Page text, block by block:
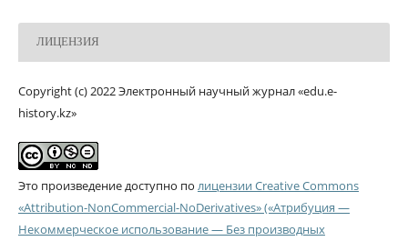
ЛИЦЕНЗИЯ
Copyright (c) 2022 Электронный научный журнал «edu.e-
history.kz»
Это произведение доступно по лицензии Creative Commons
«Attribution-NonCommercial-NoDerivatives» («Атрибуция —
Некоммерческое использование — Без производных